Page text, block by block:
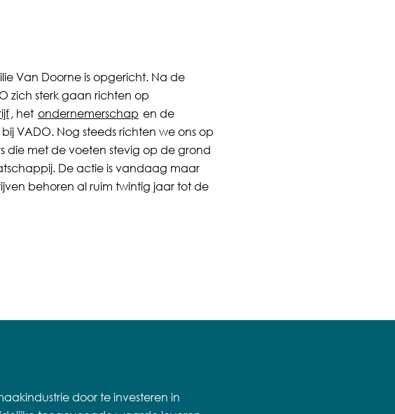
Van Doorne is opgericht. Na de
zich sterk gaan richten op
, het ondernemerschap en de
VADO. Nog steeds richten we ons op
die met de voeten stevig op de grond
De actie is vandaag maar
behoren al ruim twintig jaar tot de
door te investeren in